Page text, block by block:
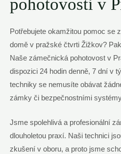
pohotovosti ​v
Potřebujete ‌okamžitou⁣ pomoc se
domě v pražské čtvrti Žižkov?
⁣Naše⁣ zámečnická pohotovost​ v
dispozici 24 hodin denně,⁣ 7 dní v
techniky ​se nemusíte obávat
zámky či bezpečnostními
Jsme spolehlivá a profesionální
⁢dlouholetou praxí. Naši technici
zkušení⁣ v⁢ oboru,‌ a‌ proto jsme